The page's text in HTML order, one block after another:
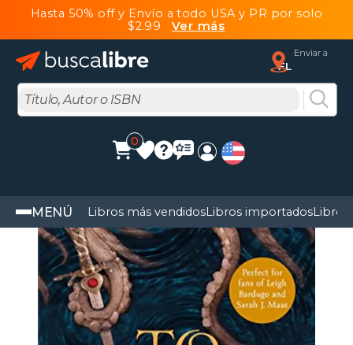
Hasta 50% off y Envío a todo USA y PR por solo
$2.99 Ver más
Enviar a
FL
0
MENÚ Libros más vendidosLibros importadosLibros